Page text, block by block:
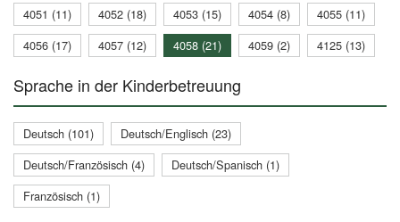
4051 (11) 4052 (18) 4053 (15) 4054 (8)
4055 (11)
4056 (17)
4057 (12) 4058 (21) 4059 (2) 4125 (13)
Sprache in der Kinderbetreuung
Deutsch (101)
Deutsch/Englisch (23)
Deutsch/Französisch (4)
Deutsch/Spanisch (1)
Französisch (1)